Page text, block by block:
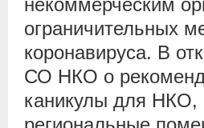
некоммерческим
ограничительных
коронавируса. В
СО НКО о
каникулы для